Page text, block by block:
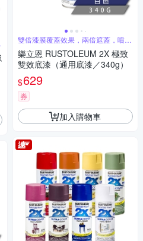
雙倍漆膜覆蓋效果，兩倍遮蓋，噴一
道抵兩道
樂立恩 RUSTOLEUM 2X 極致
雙效底漆（通用底漆／340g）
$629
券
加入購物車